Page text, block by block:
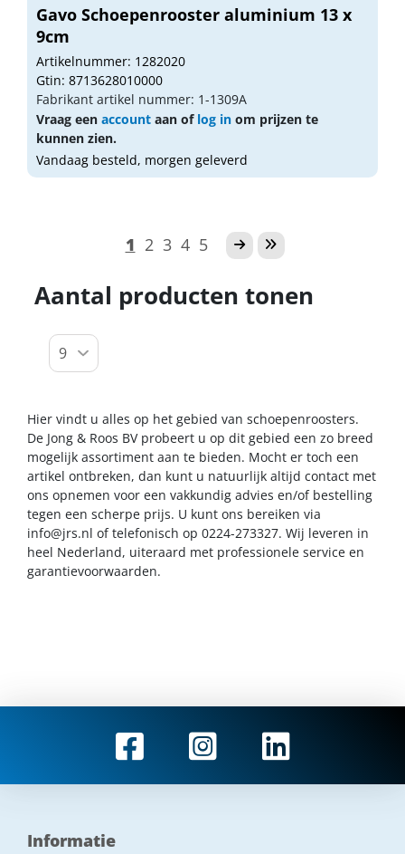
Gavo Schoepenrooster aluminium 13 x
9cm
Artikelnummer: 1282020
Gtin: 8713628010000
Fabrikant artikel nummer: 1-1309A
Vraag een account aan of log in om prijzen te
kunnen zien.
Vandaag besteld, morgen geleverd
1 2 3 4 5
Aantal producten tonen
Hier vindt u alles op het gebied van schoepenroosters.
De Jong & Roos BV probeert u op dit gebied een zo breed
mogelijk assortiment aan te bieden. Mocht er toch een
artikel ontbreken, dan kunt u natuurlijk altijd contact met
ons opnemen voor een vakkundig advies en/of bestelling
tegen een scherpe prijs. U kunt ons bereiken via
info@jrs.nl of telefonisch op 0224-273327. Wij leveren in
heel Nederland, uiteraard met professionele service en
garantievoorwaarden.
Informatie